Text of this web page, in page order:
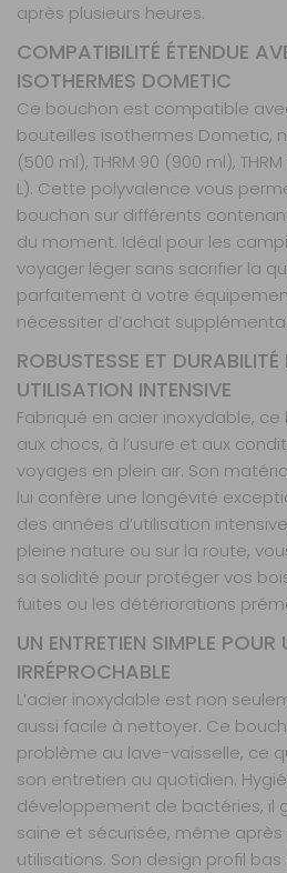
après plusieurs heures.
COMPATIBILITÉ ÉTENDUE
ISOTHERMES DOMETIC
Ce bouchon est compatible
bouteilles isothermes Dometic,
(500 ml), THRM 90 (900 ml), THRM
L). Cette polyvalence vous
bouchon sur différents
du moment. Idéal pour les
voyager léger sans sacrifier la
parfaitement à votre
nécessiter d’achat
ROBUSTESSE ET DURABILITÉ
UTILISATION INTENSIVE
Fabriqué en acier inoxydable,
aux chocs, à l’usure et aux
voyages en plein air. Son
lui confère une longévité
des années d’utilisation
pleine nature ou sur la route,
sa solidité pour protéger vos
fuites ou les détériorations
UN ENTRETIEN SIMPLE POUR
IRRÉPROCHABLE
L’acier inoxydable est non
aussi facile à nettoyer. Ce
problème au lave-vaisselle, ce
son entretien au quotidien.
développement de bactéries, il
saine et sécurisée, même
utilisations. Son design profil